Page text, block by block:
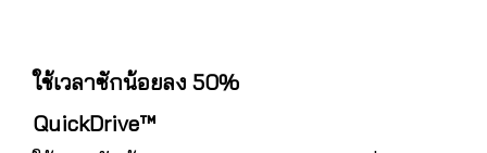
ใช้เวลาซักน้อยลง 50%
QuickDrive™